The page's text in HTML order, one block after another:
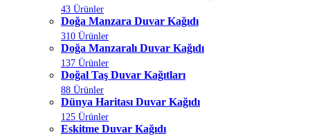
43 Ürünler
Doğa Manzara Duvar Kağıdı
310 Ürünler
Doğa Manzaralı Duvar Kağıdı
137 Ürünler
Doğal Taş Duvar Kağıtları
88 Ürünler
Dünya Haritası Duvar Kağıdı
125 Ürünler
Eskitme Duvar Kağıdı